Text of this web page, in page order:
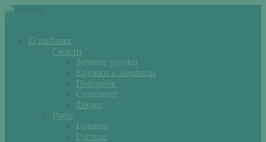
О рыбалке
Снасти
Зимние удочки
Кружки и жерлицы
Поплавок
Спиннинг
Фидер
Рыба
Голавль
Густера